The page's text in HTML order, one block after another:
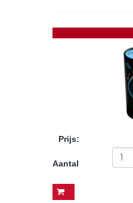
Prijs:
Aantal